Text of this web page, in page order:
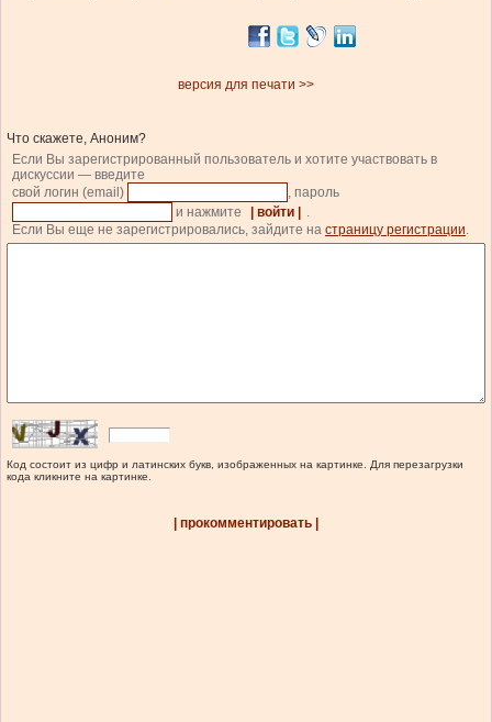
версия для печати >>
Что скажете, Аноним?
Если Вы зарегистрированный пользователь и хотите участвовать в
дискуссии — введите
свой логин (email)
, пароль
и нажмите
| войти |
.
Если Вы еще не зарегистрировались, зайдите на страницу регистрации.
Код состоит из цифр и латинских букв, изображенных на картинке. Для перезагрузки
кода кликните на картинке.
| прокомментировать |